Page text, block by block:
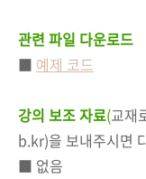
관련 파일 다운로드
■ 예제 코드
강의 보조 자료(교재
b.kr)을 보내주시면
■ 없음